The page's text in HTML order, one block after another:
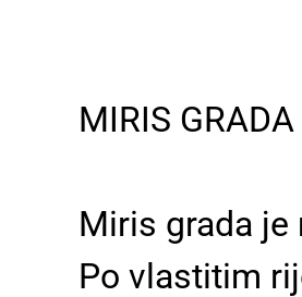
MIRIS GRADA
Miris grada
Po vlastitim